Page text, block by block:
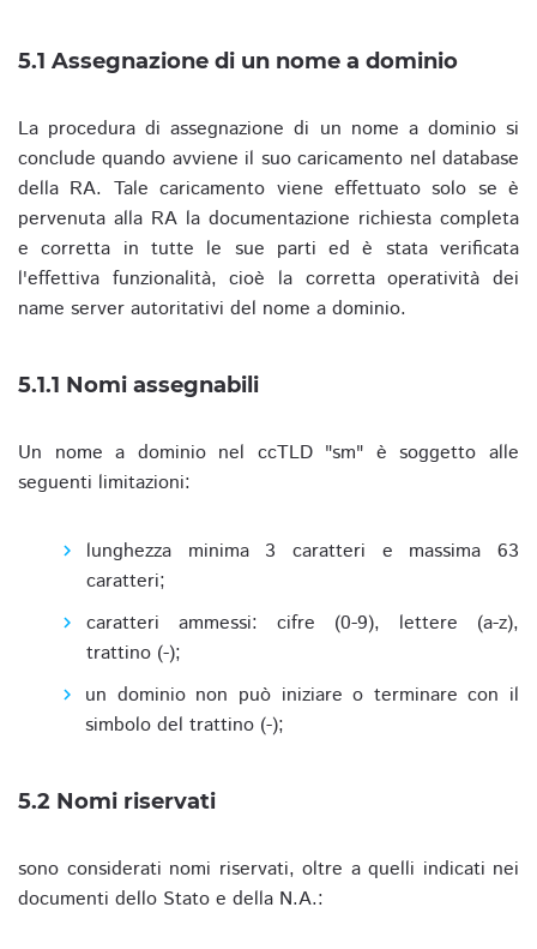
5.1 Assegnazione di un nome a dominio
La procedura di assegnazione di un nome a dominio si
conclude quando avviene il suo caricamento nel database
della RA. Tale caricamento viene effettuato solo se è
pervenuta alla RA la documentazione richiesta completa
e corretta in tutte le sue parti ed è stata verificata
l'effettiva funzionalità, cioè la corretta operatività dei
name server autoritativi del nome a dominio.
5.1.1 Nomi assegnabili
Un nome a dominio nel ccTLD "sm" è soggetto alle
seguenti limitazioni:
lunghezza minima 3 caratteri e massima 63
caratteri;
caratteri ammessi: cifre (0-9), lettere (a-z),
trattino (-);
un dominio non può iniziare o terminare con il
simbolo del trattino (-);
5.2 Nomi riservati
sono considerati nomi riservati, oltre a quelli indicati nei
documenti dello Stato e della N.A.: